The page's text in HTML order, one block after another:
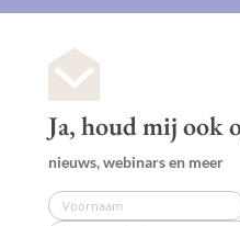
Ja, houd mij ook
nieuws, webinars en meer